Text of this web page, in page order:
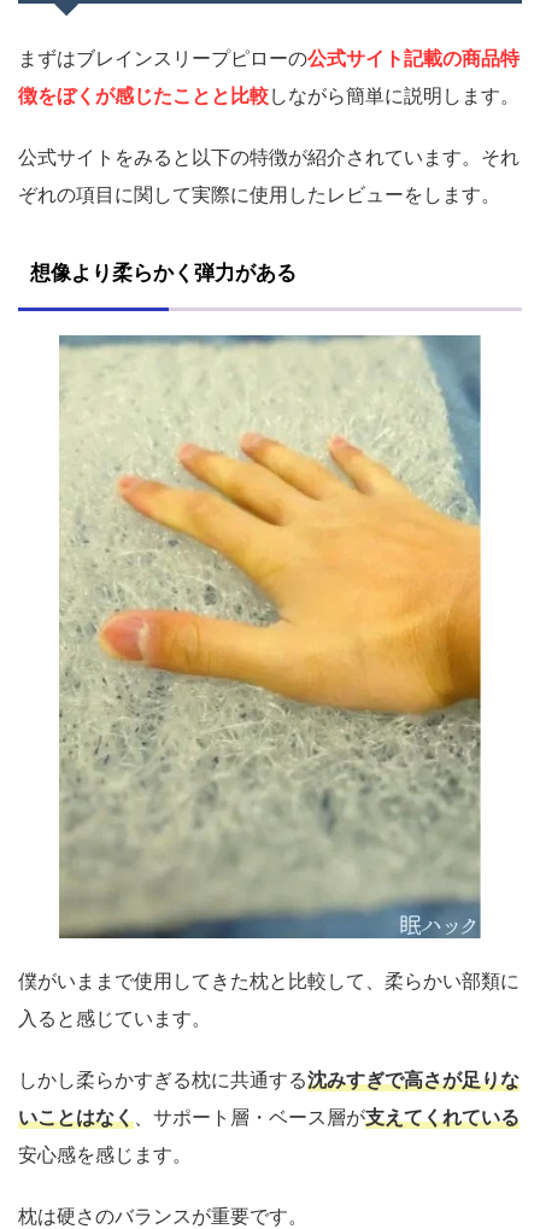
まずはブレインスリープピローの公式サイト記載の商品特
徴をぼくが感じたことと比較しながら簡単に説明します。
公式サイトをみると以下の特徴が紹介されています。それ
ぞれの項目に関して実際に使用したレビューをします。
想像より柔らかく弾力がある
僕がいままで使用してきた枕と比較して、柔らかい部類に
入ると感じています。
しかし柔らかすぎる枕に共通する沈みすぎで高さが足りな
いことはなく 、サポート層・ベース層が支えてくれている
安心感を感じます。
枕は硬さのバランスが重要です。